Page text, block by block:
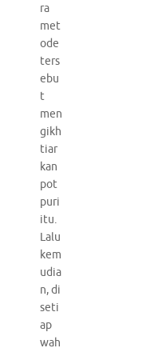
ra
met
ode
ters
ebu
t
men
gikh
tiar
kan
pot
puri
itu.
Lalu
kem
udia
n, di
seti
ap
wah